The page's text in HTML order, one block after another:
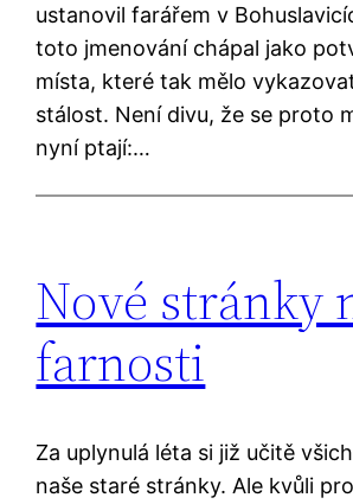
ustanovil farářem v
toto jmenování chápal jako
místa, které tak mělo
stálost. Není divu, že se proto
nyní ptají:…
Nové stránky
farnosti
Za uplynulá léta si již učitě
naše staré stránky. Ale kvůli